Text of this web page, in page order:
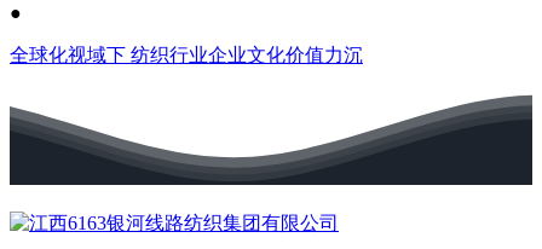
●
全球化视域下 纺织行业企业文化价值力沉